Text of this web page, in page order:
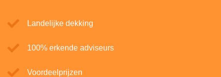
Landelijke dekking
100% erkende adviseurs
Voordeelprijzen